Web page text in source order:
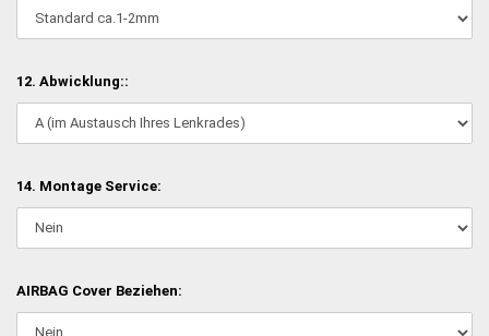
12. Abwicklung::
14. Montage Service:
AIRBAG Cover Beziehen: